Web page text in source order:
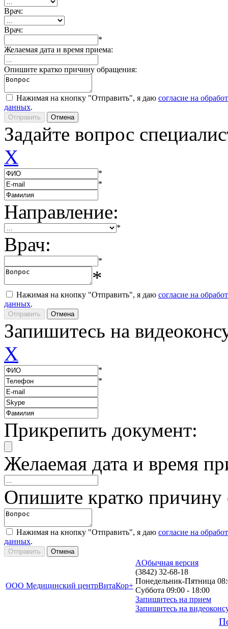
Врач:
Врач:
*
Желаемая дата и время приема:
Опишите кратко причину обращения:
Нажимая на кнопку "Отправить", я даю согласие на
данных.
Задайте вопрос
X
*
*
Направление:
*
Врач:
*
*
Нажимая на кнопку "Отправить", я даю согласие на
данных.
Запишитесь на
X
*
*
Прикрепить документ:
Желаемая дата и время
Опишите кратко
Нажимая на кнопку "Отправить", я даю согласие на
данных.
ООО Медицинский центрВитаКор+
AОбычная версия
(3842) 32-68-18
Понедельник-Пятница
Суббота 09:00 - 18:00
Запишитесь на прием
Запишитесь на